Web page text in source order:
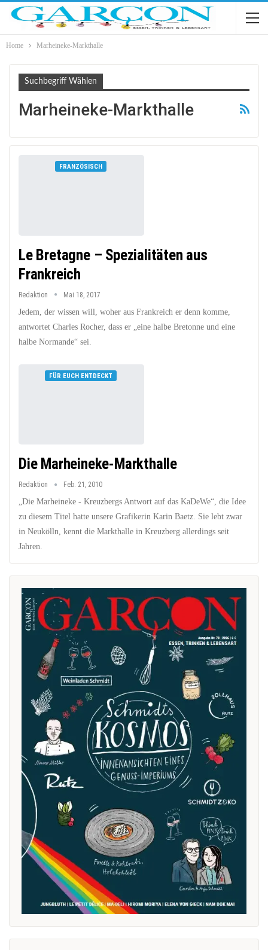
Home Marheineke-Markthalle
Suchbegriff Wählen
Marheineke-Markthalle
FRANZÖSISCH
Le Bretagne – Spezialitäten aus
Frankreich
Redaktion Mai 18, 2017
Jedem, der wissen will, woher aus Frankreich er denn komme,
antwortet Charles Rocher, dass er „eine halbe Bretonne und eine
halbe Normande“ sei.
FÜR EUCH ENTDECKT
Die Marheineke-Markthalle
Redaktion Feb. 21, 2010
„Die Marheineke - Kreuzbergs Antwort auf das KaDeWe“, die Idee
zu diesem Titel hatte unsere Grafikerin Karin Baetz. Sie lebt zwar
in Neukölln, kennt die Markthalle in Kreuzberg allerdings seit
Jahren.